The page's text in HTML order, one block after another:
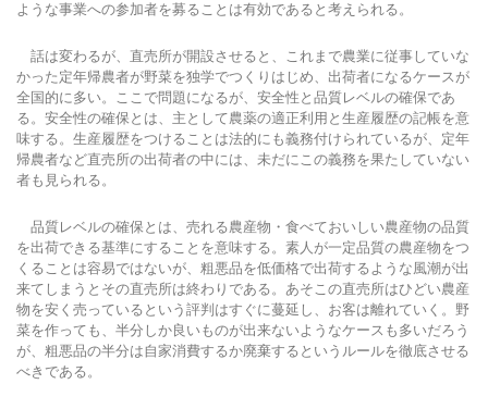
ような事業への参加者を募ることは有効であると考えられる。
話は変わるが、直売所が開設させると、これまで農業に従事していな
かった定年帰農者が野菜を独学でつくりはじめ、出荷者になるケースが
全国的に多い。ここで問題になるが、安全性と品質レベルの確保であ
る。安全性の確保とは、主として農薬の適正利用と生産履歴の記帳を意
味する。生産履歴をつけることは法的にも義務付けられているが、定年
帰農者など直売所の出荷者の中には、未だにこの義務を果たしていない
者も見られる。
品質レベルの確保とは、売れる農産物・食べておいしい農産物の品質
を出荷できる基準にすることを意味する。素人が一定品質の農産物をつ
くることは容易ではないが、粗悪品を低価格で出荷するような風潮が出
来てしまうとその直売所は終わりである。あそこの直売所はひどい農産
物を安く売っているという評判はすぐに蔓延し、お客は離れていく。野
菜を作っても、半分しか良いものが出来ないようなケースも多いだろう
が、粗悪品の半分は自家消費するか廃棄するというルールを徹底させる
べきである。